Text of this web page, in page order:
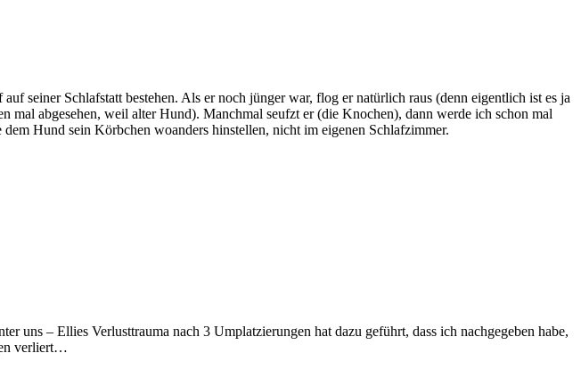
seiner Schlafstatt bestehen. Als er noch jünger war, flog er natürlich raus (denn eigentlich ist es ja
abgesehen, weil alter Hund). Manchmal seufzt er (die Knochen), dann werde ich schon mal
Hund sein Körbchen woanders hinstellen, nicht im eigenen Schlafzimmer.
uns – Ellies Verlusttrauma nach 3 Umplatzierungen hat dazu geführt, dass ich nachgegeben habe,
verliert…